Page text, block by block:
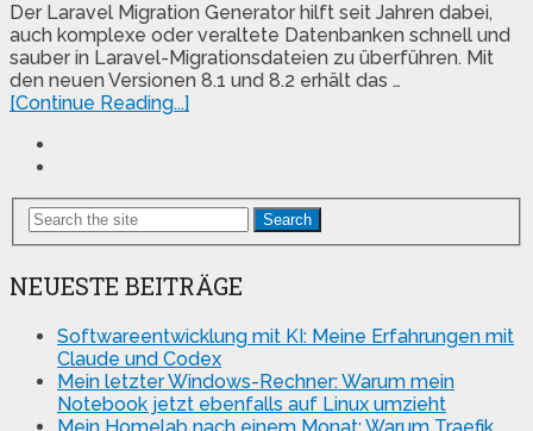
Der Laravel Migration Generator hilft seit Jahren dabei,
auch komplexe oder veraltete Datenbanken schnell und
sauber in Laravel-Migrationsdateien zu überführen. Mit
den neuen Versionen 8.1 und 8.2 erhält das …
[Continue Reading...]
Search
NEUESTE BEITRÄGE
Softwareentwicklung mit KI: Meine Erfahrungen mit
Claude und Codex
Mein letzter Windows-Rechner: Warum mein
Notebook jetzt ebenfalls auf Linux umzieht